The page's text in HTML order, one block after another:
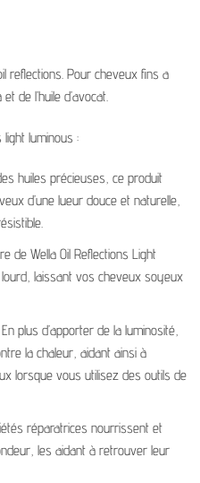
reflections. Pour cheveux fins a
de l’huile d’avocat.
luminous :
huiles précieuses, ce produit
d’une lueur douce et naturelle,
de Wella Oil Reflections Light
laissant vos cheveux soyeux
plus d’apporter de la luminosité,
la chaleur, aidant ainsi à
lorsque vous utilisez des outils de
réparatrices nourrissent et
les aidant à retrouver leur